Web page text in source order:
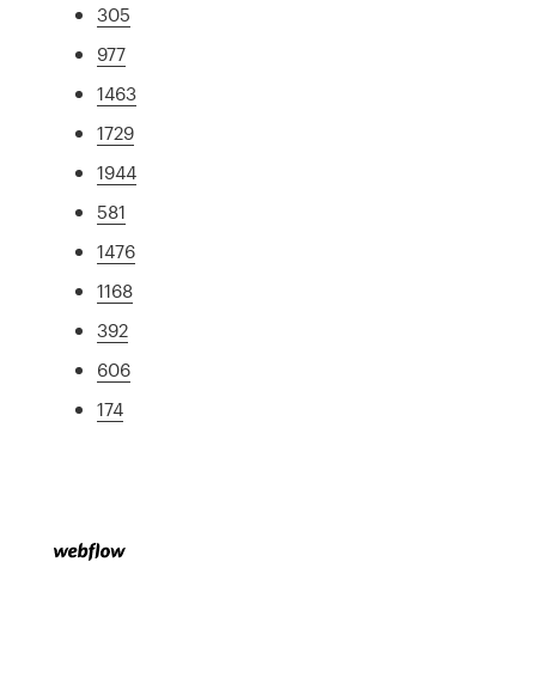
305
977
1463
1729
1944
581
1476
1168
392
606
174